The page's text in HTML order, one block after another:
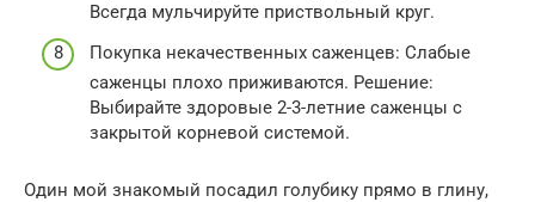
Всегда мульчируйте приствольный круг.
Покупка некачественных саженцев: Слабые
саженцы плохо приживаются. Решение:
Выбирайте здоровые 2-3-летние саженцы с
закрытой корневой системой.
Один мой знакомый посадил голубику прямо в глину,